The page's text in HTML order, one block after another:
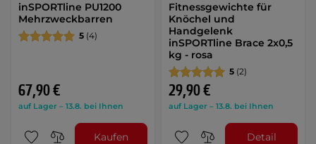
inSPORTline PU1200
Mehrzweckbarren
5 (4)
67,90 €
auf Lager – 13.8. bei Ihnen
Kaufen
Fitnessgewichte für
Knöchel und
Handgelenk
inSPORTline Brace 2x0,5
kg - rosa
5 (2)
29,90 €
auf Lager – 13.8. bei Ihnen
Detail